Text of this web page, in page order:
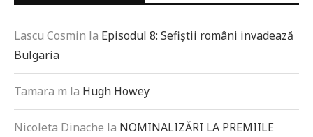
Lascu Cosmin la Episodul 8: Sefiștii români invadează
Bulgaria
Tamara m la Hugh Howey
Nicoleta Dinache la NOMINALIZĂRI LA PREMIILE